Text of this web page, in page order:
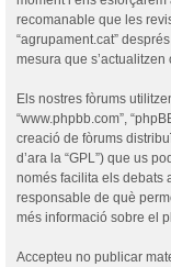
recomanable que les
“agrupament.cat”
mesura que s’actualitzen
Els nostres fòrums
“www.phpbb.com”,
creació de fòrums
d’ara la “GPL”) que us
només facilita els debats
responsable de què
més informació sobre el
Accepteu no publicar